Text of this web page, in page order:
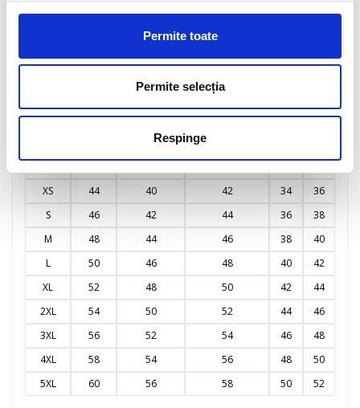
Permite toate
Permite selecția
Respinge
121
SIZE
EN
ITALY
FRANCE
SPAIN
GERMANY
UK JP
XS
44 40 42 34
36
S
46 42 44 36
38
M
48 44 46 38
40
L
50 46 48 40
42
XL
52 48 50 42
44
2XL
54 50 52 44
46
3XL
56 52 54 46
48
4XL
58 54 56 48
50
5XL
60 56 58 50 52